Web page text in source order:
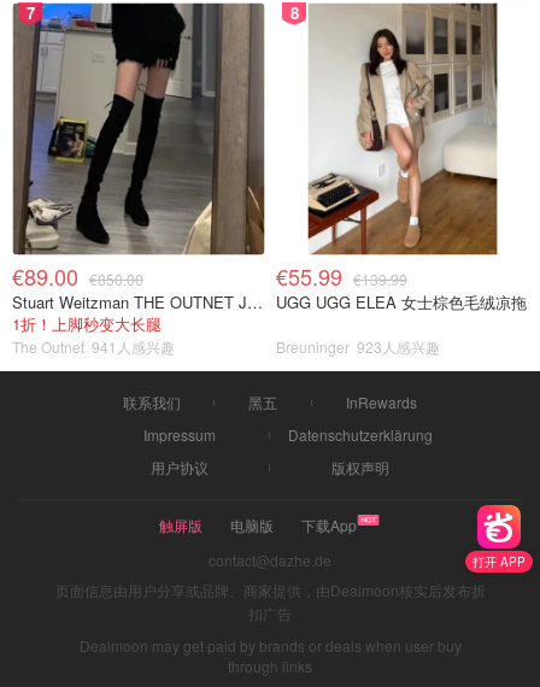
打开 APP
7
€89.00 €850.00
Stuart Weitzman THE OUTNET Jocey 弹力绒面过膝靴
1折！上脚秒变大长腿
The Outnet 941人感兴趣
8
€55.99 €139.99
UGG UGG ELEA 女士棕色毛绒凉拖
Breuninger 923人感兴趣
联系我们 黑五
InRewards
Impressum
Datenschutzerklärung
用户协议
版权声明
触屏版 电脑版
下载App
contact@dazhe.de
页面信息由用户分享或品牌、商家提供，由Dealmoon核实后发布折
扣广告
Dealmoon may get paid by brands or deals when user buy
through links